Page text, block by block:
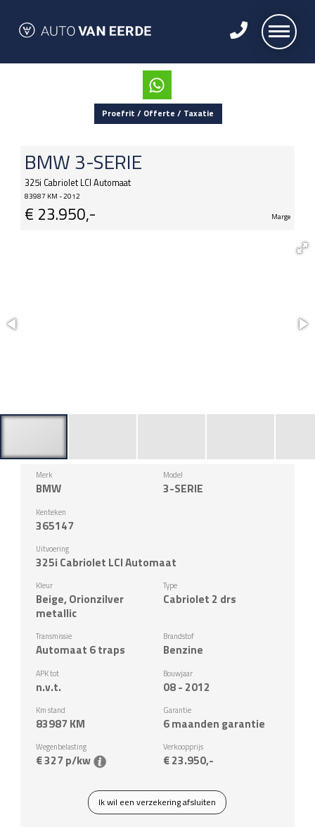
Proefrit / Offerte / Taxatie
BMW3-SERIE
325i Cabriolet LCI Automaat
83987 KM - 2012
€ 23.950,- Marge
Merk
BMW
Model
3-SERIE
Kenteken
365147
Uitvoering
325i Cabriolet LCI Automaat
Kleur
Beige, Orionzilver
metallic
Type
Cabriolet 2 drs
Transmissie
Automaat 6 traps
Brandstof
Benzine
APK tot
n.v.t.
Bouwjaar
08 - 2012
Km stand
83987 KM
Garantie
6 maanden garantie
Wegenbelasting
€ 327 p/kw
Verkoopprijs
€ 23.950,-
Ik wil een verzekering afsluiten